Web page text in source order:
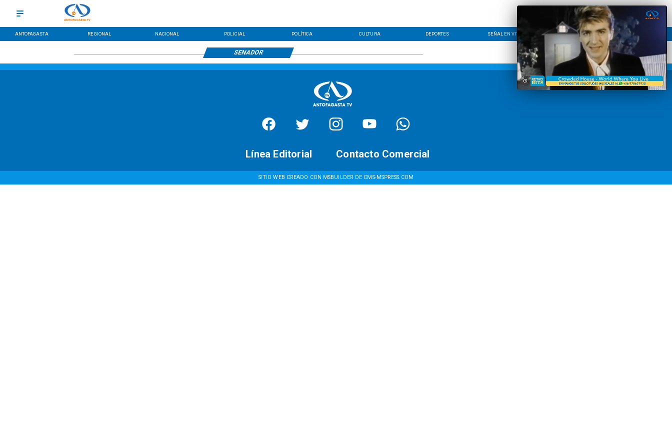
ANTOFAGASTA REGIONAL NACIONAL POLICIAL POLÍTICA CULTURA DEPORTES SEÑAL EN VIVO CONTACTO LÍNEA EDITORIAL
SENADOR
SITIO WEB CREADO CON MSBUILDER DE CMS-MSPRESS.COM
Contacto Comercial
Línea Editorial